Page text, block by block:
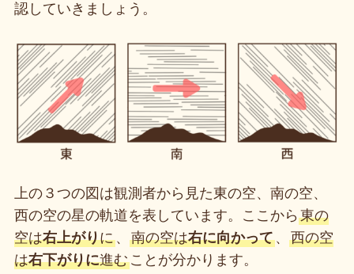
認していきましょう。
上の３つの図は観測者から見た東の空、南の空、
西の空の星の軌道を表しています。ここから 東の
空は右上がりに、 南の空は右に向かって、 西の空
は右下がりに進むことが分かります。